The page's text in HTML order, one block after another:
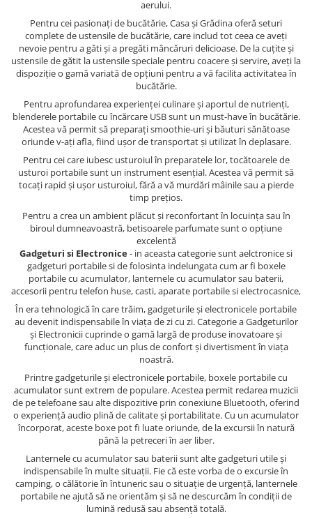
aerului.
Pentru cei pasionați de bucătărie, Casa și Grădina oferă seturi
complete de ustensile de bucătărie, care includ tot ceea ce aveți
nevoie pentru a găti și a pregăti mâncăruri delicioase. De la cuțite și
ustensile de gătit la ustensile speciale pentru coacere și servire, aveți la
dispoziție o gamă variată de opțiuni pentru a vă facilita activitatea în
bucătărie.
Pentru aprofundarea experienței culinare și aportul de nutrienți,
blenderele portabile cu încărcare USB sunt un must-have în bucătărie.
Acestea vă permit să preparați smoothie-uri și băuturi sănătoase
oriunde v-ați afla, fiind ușor de transportat și utilizat în deplasare.
Pentru cei care iubesc usturoiul în preparatele lor, tocătoarele de
usturoi portabile sunt un instrument esențial. Acestea vă permit să
tocați rapid și ușor usturoiul, fără a vă murdări mâinile sau a pierde
timp prețios.
Pentru a crea un ambient plăcut și reconfortant în locuința sau în
biroul dumneavoastră, betisoarele parfumate sunt o opțiune
excelentă
Gadgeturi si Electronice- in aceasta categorie sunt aelctronice si
gadgeturi portabile si de folosinta indelungata cum ar fi boxele
portabile cu acumulator, lanternele cu acumulator sau baterii,
accesorii pentru telefon huse, casti, aparate portabile si electrocasnice,
În era tehnologică în care trăim, gadgeturile și electronicele portabile
au devenit indispensabile în viața de zi cu zi. Categorie a Gadgeturilor
și Electronicii cuprinde o gamă largă de produse inovatoare și
funcționale, care aduc un plus de confort și divertisment în viața
noastră.
Printre gadgeturile și electronicele portabile, boxele portabile cu
acumulator sunt extrem de populare. Acestea permit redarea muzicii
de pe telefoane sau alte dispozitive prin conexiune Bluetooth, oferind
o experiență audio plină de calitate și portabilitate. Cu un acumulator
încorporat, aceste boxe pot fi luate oriunde, de la excursii în natură
până la petreceri în aer liber.
Lanternele cu acumulator sau baterii sunt alte gadgeturi utile și
indispensabile în multe situații. Fie că este vorba de o excursie în
camping, o călătorie în întuneric sau o situație de urgență, lanternele
portabile ne ajută să ne orientăm și să ne descurcăm în condiții de
lumină redusă sau absență totală.